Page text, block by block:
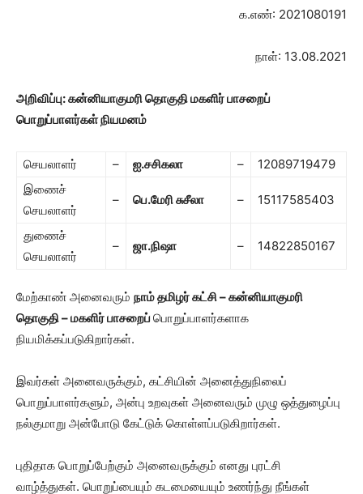
க.எண்: 2021080191
நாள்: 13.08.2021
அறிவிப்பு:கன்னியாகுமரி தொகுதி மகளிர் பாசறைப்
பொறுப்பாளர்கள் நியமனம்
செயலாளர் – ஐ.சசிகலா –
12089719479
இணைச்
செயலாளர்
– பெ.மேரி சுசீலா – 15117585403
துணைச்
செயலாளர்
– ஜா.நிஷா – 14822850167
மேற்காண் அனைவரும் நாம் தமிழர் கட்சி – கன்னியாகுமரி
தொகுதி – மகளிர் பாசறைப் பொறுப்பாளர்களாக
நியமிக்கப்படுகிறார்கள்.
இவர்கள் அனைவருக்கும், கட்சியின் அனைத்துநிலைப்
பொறுப்பாளர்களும், அன்பு உறவுகள் அனைவரும் முழு ஒத்துழைப்பு
நல்குமாறு அன்போடு கேட்டுக் கொள்ளப்படுகிறார்கள்.
புதிதாக பொறுப்பேற்கும் அனைவருக்கும் எனது புரட்சி
வாழ்த்துகள். பொறுப்பையும் கடமையையும் உணர்ந்து நீங்கள்